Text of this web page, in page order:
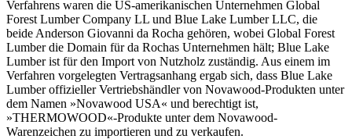
Verfahrens waren die US-amerikanischen Unternehmen Global
Forest Lumber Company LL und Blue Lake Lumber LLC, die
beide Anderson Giovanni da Rocha gehören, wobei Global Forest
Lumber die Domain für da Rochas Unternehmen hält; Blue Lake
Lumber ist für den Import von Nutzholz zuständig. Aus einem im
Verfahren vorgelegten Vertragsanhang ergab sich, dass Blue Lake
Lumber offizieller Vertriebshändler von Novawood-Produkten unter
dem Namen »Novawood USA« und berechtigt ist,
»THERMOWOOD«-Produkte unter dem Novawood-
Warenzeichen zu importieren und zu verkaufen.